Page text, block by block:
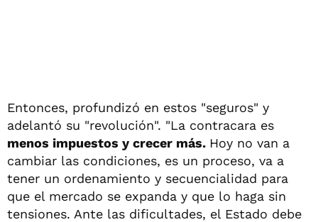
Entonces, profundizó en estos "seguros" y
adelantó su "revolución". "La contracara es
menos impuestos y crecer más. Hoy no van a
cambiar las condiciones, es un proceso, va a
tener un ordenamiento y secuencialidad para
que el mercado se expanda y que lo haga sin
tensiones. Ante las dificultades, el Estado debe